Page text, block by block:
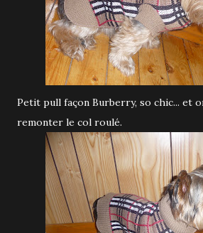
Petit pull façon Burberry, so chic... et
remonter le col roulé.